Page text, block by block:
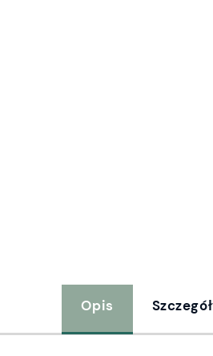
Opis